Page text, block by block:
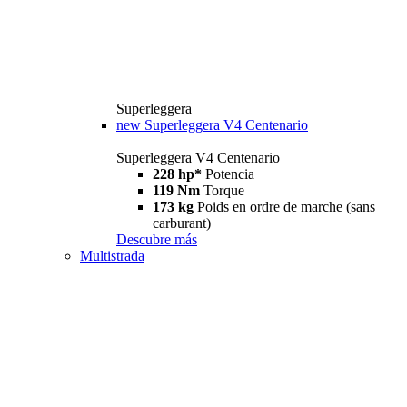
Superleggera
new Superleggera V4 Centenario
Superleggera V4 Centenario
228 hp* Potencia
119 Nm Torque
173 kg Poids en ordre de marche (sans
carburant)
Descubre más
Multistrada